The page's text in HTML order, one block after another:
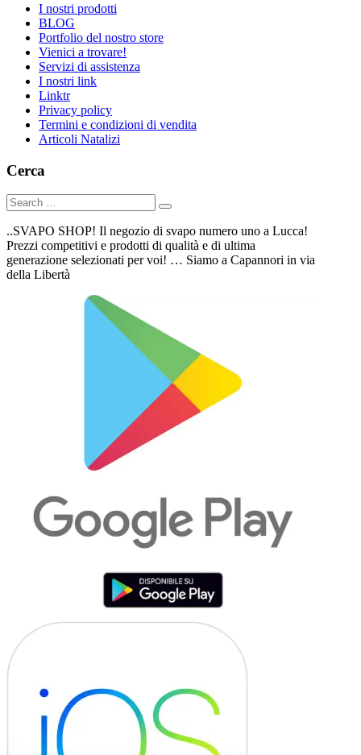
I nostri prodotti
BLOG
Portfolio del nostro store
Vienici a trovare!
Servizi di assistenza
I nostri link
Linktr
Privacy policy
Termini e condizioni di vendita
Articoli Natalizi
Cerca
..SVAPO SHOP! Il negozio di svapo numero uno a Lucca!
Prezzi competitivi e prodotti di qualità e di ultima
generazione selezionati per voi! … Siamo a Capannori in via
della Libertà